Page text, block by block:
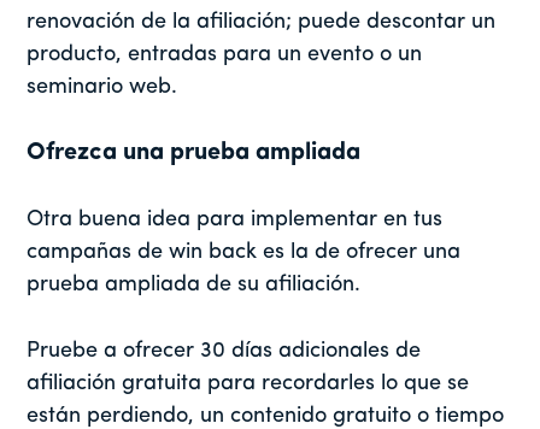
renovación de la afiliación; puede descontar un
producto, entradas para un evento o un
seminario web.
Ofrezca una prueba ampliada
Otra buena idea para implementar en tus
campañas de win back es la de ofrecer una
prueba ampliada de su afiliación.
Pruebe a ofrecer 30 días adicionales de
afiliación gratuita para recordarles lo que se
están perdiendo, un contenido gratuito o tiempo